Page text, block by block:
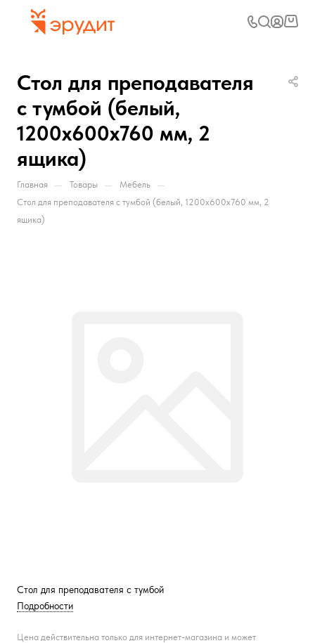
Стол для преподавателя
с тумбой (белый,
1200x600x760 мм, 2
ящика)
Главная — Товары — Мебель —
Стол для преподавателя с тумбой (белый, 1200x600x760 мм, 2
ящика)
Стол для преподавателя с тумбой
Подробности
Цена действительна только для интернет-магазина и может